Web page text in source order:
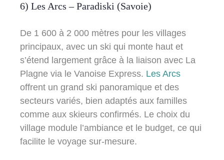
6) Les Arcs – Paradiski (Savoie)
De 1 600 à 2 000 mètres pour les villages
principaux, avec un ski qui monte haut et
s’étend largement grâce à la liaison avec La
Plagne via le Vanoise Express. Les Arcs
offrent un grand ski panoramique et des
secteurs variés, bien adaptés aux familles
comme aux skieurs confirmés. Le choix du
village module l’ambiance et le budget, ce qui
facilite le voyage sur-mesure.